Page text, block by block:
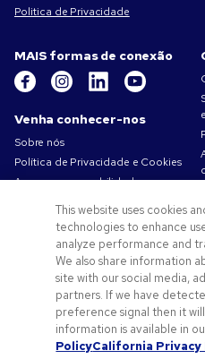
Politica de Privacidade
MAIS formas de conexão
Venha conhecer-nos
Sobre nós
Política de Privacidade e Cookies
A nossa responsabilidade
Condições de utilização
Termos de venda
Carreiras na Pens.com
Ofertas e recursos
Produtos promocionais
Códigos promocionais e cupões
Dicas de arte
This website uses cookies
technologies to enhance
analyze performance and
We also share information
site with our social media,
partners. If we have
preference signal then it
information is available in
PolicyCalifornia Privacy